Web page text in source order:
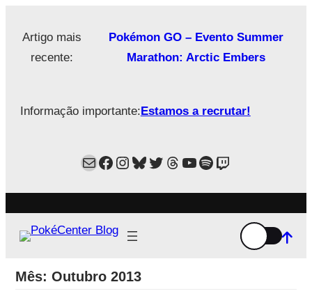
paraArtigo mais
recente:
Pokémon GO – Evento Summer
Marathon: Arctic Embers
Informação importante:Estamos a recrutar!
MailFacebook
Instagram
Bluesky
Twitter
Estamos no Threads!
YouTube
Spotify
Twitch
Mês: Outubro 2013